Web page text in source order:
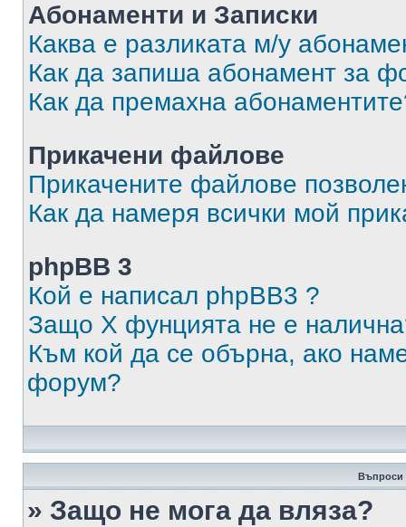
Абонаменти и Записки
Каква е разликата м/у
Как да запиша абонамент за
Как да премахна
Прикачени файлове
Прикачените файлове
Как да намеря всички мой
phpBB 3
Кой е написал phpBB3 ?
Защо X фунцията не е
Към кой да се обърна, ако
форум?
Въпроси
» Защо не мога да вляза?